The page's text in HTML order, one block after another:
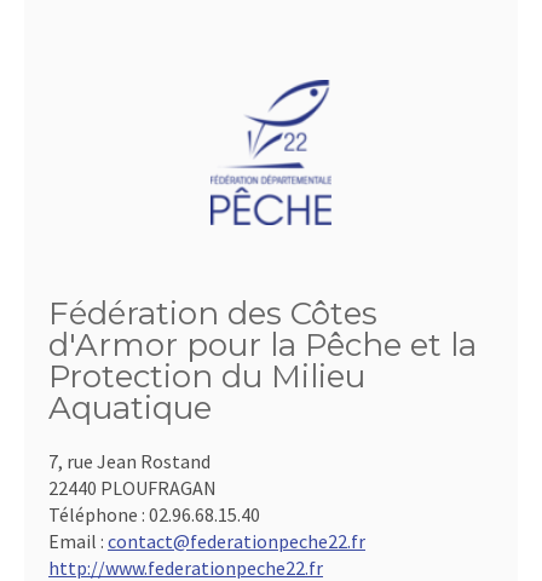
Fédération des Côtes
d'Armor pour la Pêche et la
Protection du Milieu
Aquatique
7, rue Jean Rostand
22440 PLOUFRAGAN
Téléphone : 02.96.68.15.40
Email : contact@federationpeche22.fr
http://www.federationpeche22.fr